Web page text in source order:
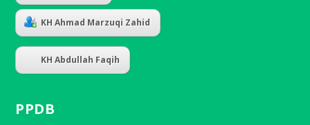
KH Ahmad Marzuqi Zahid
KH Abdullah Faqih
PPDB